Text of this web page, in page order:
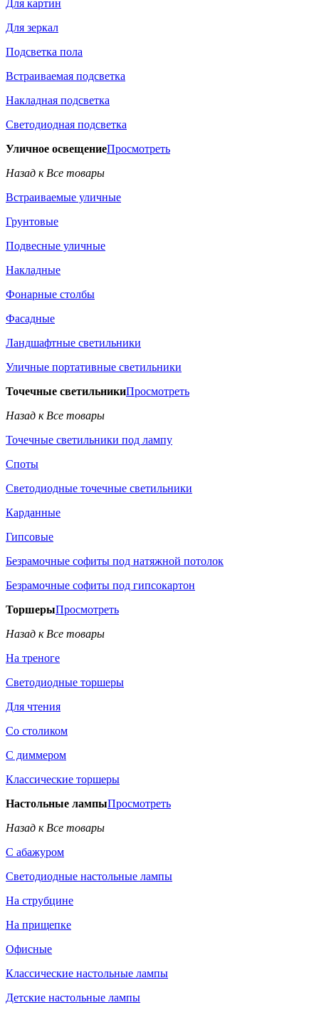
Для картин
Для зеркал
Подсветка пола
Встраиваемая подсветка
Накладная подсветка
Светодиодная подсветка
Уличное освещениеПросмотреть
Назад к Все товары
Встраиваемые уличные
Грунтовые
Подвесные уличные
Накладные
Фонарные столбы
Фасадные
Ландшафтные светильники
Уличные портативные светильники
Точечные светильникиПросмотреть
Назад к Все товары
Точечные светильники под лампу
Споты
Светодиодные точечные светильники
Карданные
Гипсовые
Безрамочные софиты под натяжной потолок
Безрамочные софиты под гипсокартон
ТоршерыПросмотреть
Назад к Все товары
На треноге
Светодиодные торшеры
Для чтения
Со столиком
С диммером
Классические торшеры
Настольные лампыПросмотреть
Назад к Все товары
С абажуром
Светодиодные настольные лампы
На струбцине
На прищепке
Офисные
Классические настольные лампы
Детские настольные лампы